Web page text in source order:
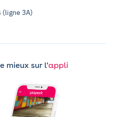
(ligne 3A)
mieux sur l'appli